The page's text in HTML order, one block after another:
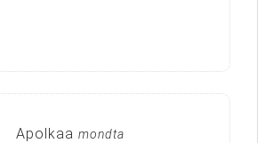
Apolkaa mondta